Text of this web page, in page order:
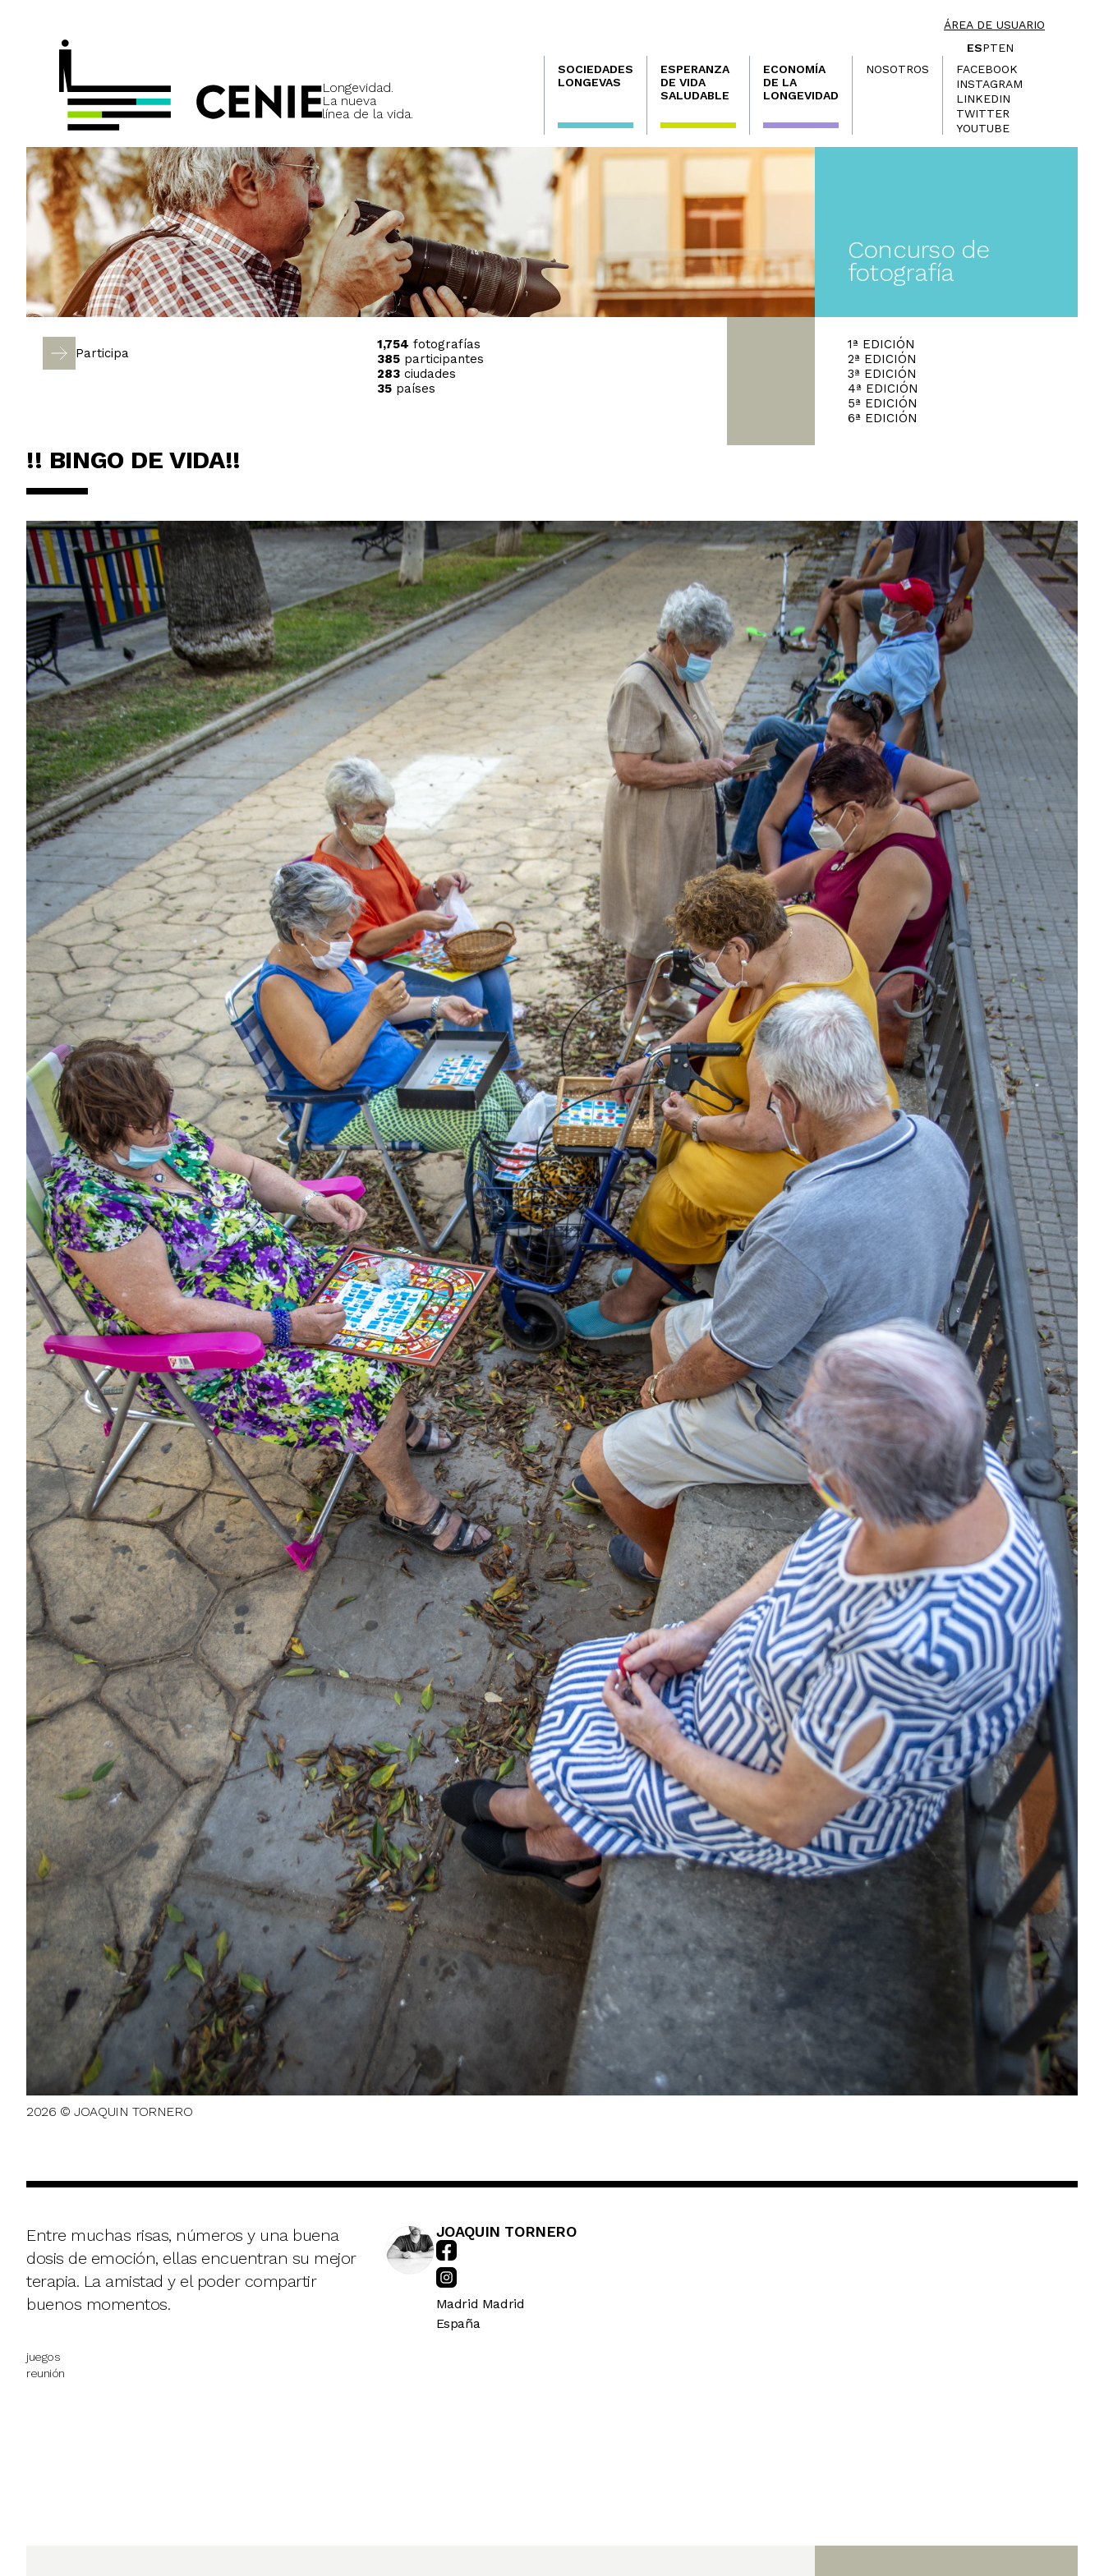
ÁREA DE USUARIO
Longevidad.
La nueva
línea de la vida.
ESPTEN
Navegación
principal
SOCIEDADES
LONGEVAS
ESPERANZA
DE VIDA
SALUDABLE
ECONOMÍA
DE LA
LONGEVIDAD
NOSOTROS
FACEBOOK
INSTAGRAM
LINKEDIN
TWITTER
YOUTUBE
Concurso de
fotografía
Participa
1,754 fotografías
385participantes
283ciudades
35países
1ª EDICIÓN
2ª EDICIÓN
3ª EDICIÓN
4ª EDICIÓN
5ª EDICIÓN
6ª EDICIÓN
!! BINGO DE VIDA!!
2026 © JOAQUIN TORNERO
Entre muchas risas, números y una buena
dosis de emoción, ellas encuentran su mejor
terapia. La amistad y el poder compartir
buenos momentos.
juegos
reunión
JOAQUIN TORNERO
Madrid Madrid
España